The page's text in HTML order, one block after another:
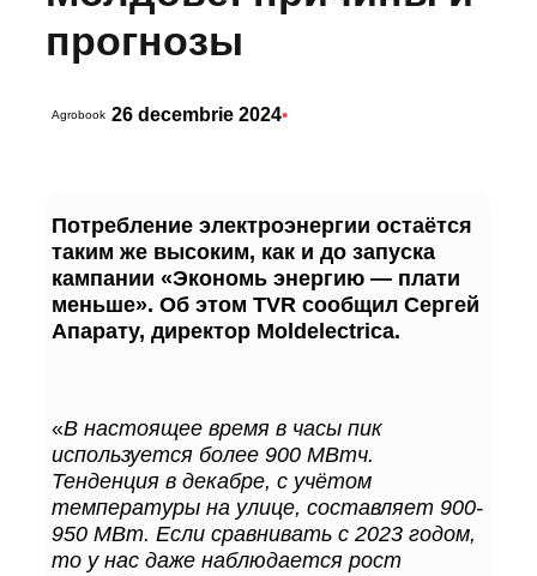
прогнозы
Agrobook 26 decembrie 2024•
Потребление электроэнергии остаётся
таким же высоким, как и до запуска
кампании «Экономь энергию — плати
меньше». Об этом TVR сообщил Сергей
Апарату, директор Moldelectrica.
«В настоящее время в часы пик
используется более 900 МВтч.
Тенденция в декабре, с учётом
температуры на улице, составляет 900-
950 МВт. Если сравнивать с 2023 годом,
то у нас даже наблюдается рост